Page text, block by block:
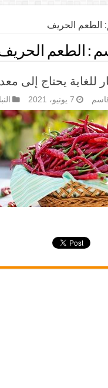
الطعم الحريف
: الطعم
للغاية يحتاج
7 يونيو، 2021